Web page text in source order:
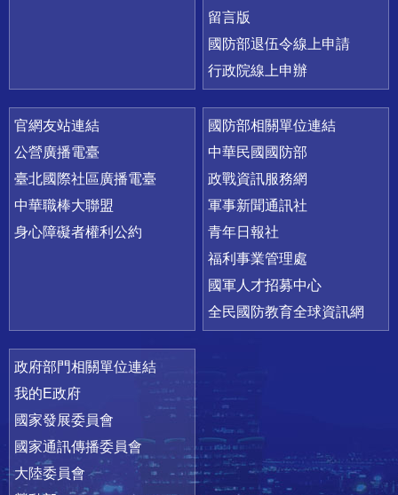
留言版
國防部退伍令線上申請
行政院線上申辦
官網友站連結
公營廣播電臺
臺北國際社區廣播電臺
中華職棒大聯盟
身心障礙者權利公約
國防部相關單位連結
中華民國國防部
政戰資訊服務網
軍事新聞通訊社
青年日報社
福利事業管理處
國軍人才招募中心
全民國防教育全球資訊網
政府部門相關單位連結
我的E政府
國家發展委員會
國家通訊傳播委員會
大陸委員會